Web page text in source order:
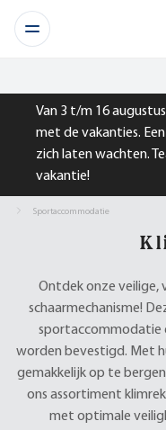
Van 3 t/m 16
met de vakanties.
zich laten wachten.
vakantie!
Sportaccommodatie
Ontdek onze veilige,
schaarmechanisme!
sportaccommodatie
worden bevestigd. Met
gemakkelijk op te
ons assortiment
met optimale